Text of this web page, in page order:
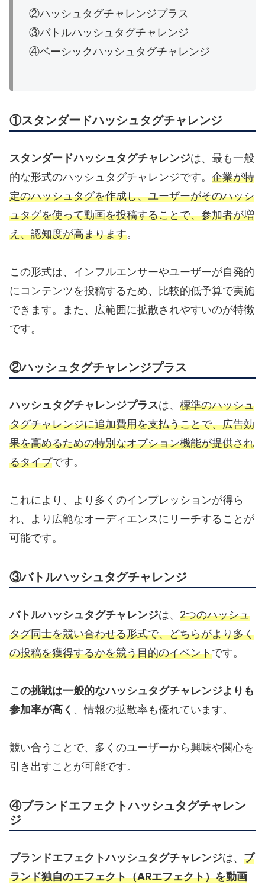
②ハッシュタグチャレンジプラス
③バトルハッシュタグチャレンジ
④ベーシックハッシュタグチャレンジ
①スタンダードハッシュタグチャレンジ
スタンダードハッシュタグチャレンジは、最も一般
的な形式のハッシュタグチャレンジです。 企業が特
定のハッシュタグを作成し、ユーザーがそのハッシ
ュタグを使って動画を投稿することで、参加者が増
え、認知度が高まります。
この形式は、インフルエンサーやユーザーが自発的
にコンテンツを投稿するため、比較的低予算で実施
できます。また、広範囲に拡散されやすいのが特徴
です。
②ハッシュタグチャレンジプラス
ハッシュタグチャレンジプラスは、 標準のハッシュ
タグチャレンジに追加費用を支払うことで、広告効
果を高めるための特別なオプション機能が提供され
るタイプです。
これにより、より多くのインプレッションが得ら
れ、より広範なオーディエンスにリーチすることが
可能です。
③バトルハッシュタグチャレンジ
バトルハッシュタグチャレンジは、 2つのハッシュ
タグ同士を競い合わせる形式で、どちらがより多く
の投稿を獲得するかを競う目的のイベントです。
この挑戦は一般的なハッシュタグチャレンジよりも
参加率が高く 、情報の拡散率も優れています。
競い合うことで、多くのユーザーから興味や関心を
引き出すことが可能です。
④ブランドエフェクトハッシュタグチャレン
ジ
ブランドエフェクトハッシュタグチャレンジは、 ブ
ランド独自のエフェクト（ARエフェクト）を動画